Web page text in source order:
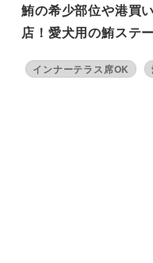
鮪の希少部位や港買
店！愛犬用の鮪ステ
インナーテラス席OK